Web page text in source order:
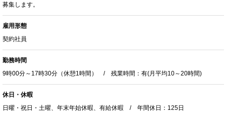
募集します。
雇用形態
契約社員
勤務時間
9時00分～17時30分（休憩1時間） / 残業時間：有(月平均10～20時間)
休日・休暇
日曜・祝日・土曜、年末年始休暇、有給休暇 / 年間休日：125日